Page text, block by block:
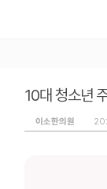
10대 청소년
이소한의원